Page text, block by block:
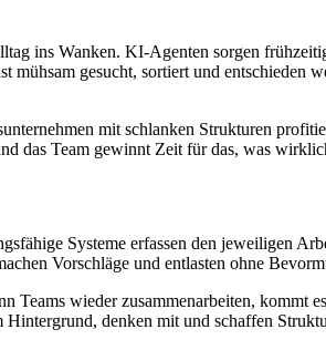
ins Wanken. KI-Agenten sorgen
gesucht, sortiert und entschieden
mit schlanken Strukturen
das Team gewinnt Zeit für das, was
Systeme erfassen den jeweiligen
Vorschläge und entlasten ohne
Teams wieder zusammenarbeiten, kommt
denken mit und schaffen